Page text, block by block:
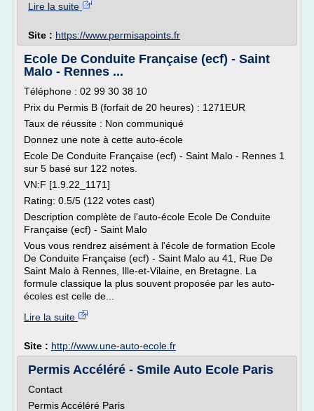
Lire la suite
Site : https://www.permisapoints.fr
Ecole De Conduite Française (ecf) - Saint
Malo - Rennes ...
Téléphone : 02 99 30 38 10
Prix du Permis B (forfait de 20 heures) : 1271EUR
Taux de réussite : Non communiqué
Donnez une note à cette auto-école
Ecole De Conduite Française (ecf) - Saint Malo - Rennes 1
sur 5 basé sur 122 notes.
VN:F [1.9.22_1171]
Rating: 0.5/5 (122 votes cast)
Description complète de l'auto-école Ecole De Conduite
Française (ecf) - Saint Malo
Vous vous rendrez aisément à l'école de formation Ecole
De Conduite Française (ecf) - Saint Malo au 41, Rue De
Saint Malo à Rennes, Ille-et-Vilaine, en Bretagne. La
formule classique la plus souvent proposée par les auto-
écoles est celle de...
Lire la suite
Site : http://www.une-auto-ecole.fr
Permis Accéléré - Smile Auto Ecole Paris
Contact
Permis Accéléré Paris